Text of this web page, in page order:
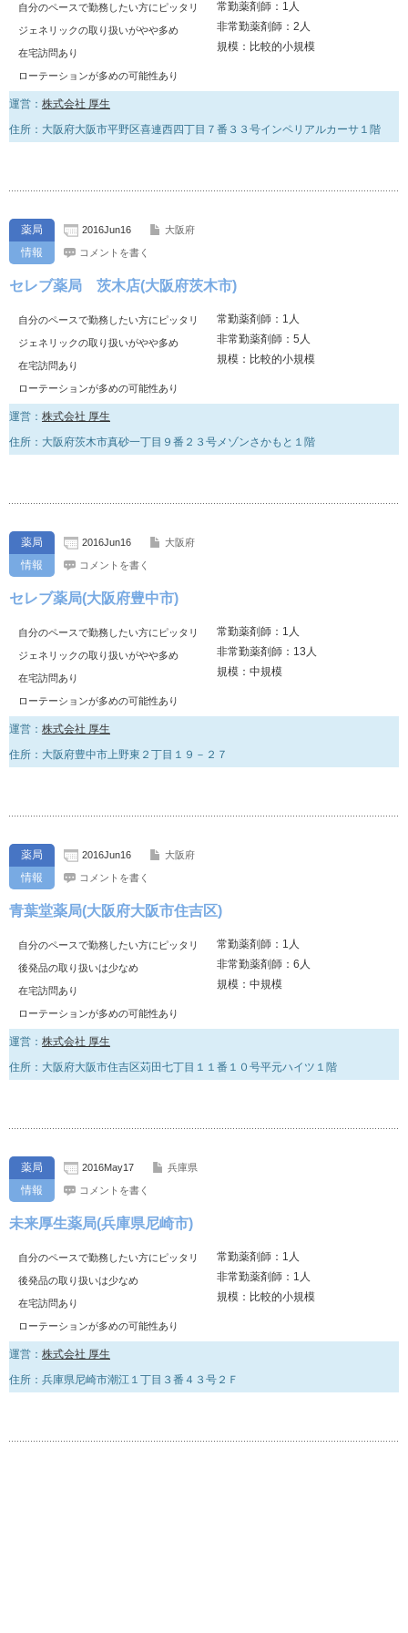
自分のペースで勤務したい方にピッタリ
ジェネリックの取り扱いがやや多め
在宅訪問あり
ローテーションが多めの可能性あり
常勤薬剤師：1人
非常勤薬剤師：2人
規模：比較的小規模
運営： 株式会社 厚生
住所：大阪府大阪市平野区喜連西四丁目７番３３号インペリアルカーサ１階
薬局
情報
2016Jun16 大阪府
コメントを書く
セレブ薬局 茨木店(大阪府茨木市)
自分のペースで勤務したい方にピッタリ
ジェネリックの取り扱いがやや多め
在宅訪問あり
ローテーションが多めの可能性あり
常勤薬剤師：1人
非常勤薬剤師：5人
規模：比較的小規模
運営： 株式会社 厚生
住所：大阪府茨木市真砂一丁目９番２３号メゾンさかもと１階
薬局
情報
2016Jun16 大阪府
コメントを書く
セレブ薬局(大阪府豊中市)
自分のペースで勤務したい方にピッタリ
ジェネリックの取り扱いがやや多め
在宅訪問あり
ローテーションが多めの可能性あり
常勤薬剤師：1人
非常勤薬剤師：13人
規模：中規模
運営： 株式会社 厚生
住所：大阪府豊中市上野東２丁目１９－２７
薬局
情報
2016Jun16 大阪府
コメントを書く
青葉堂薬局(大阪府大阪市住吉区)
自分のペースで勤務したい方にピッタリ
後発品の取り扱いは少なめ
在宅訪問あり
ローテーションが多めの可能性あり
常勤薬剤師：1人
非常勤薬剤師：6人
規模：中規模
運営： 株式会社 厚生
住所：大阪府大阪市住吉区苅田七丁目１１番１０号平元ハイツ１階
薬局
情報
2016May17 兵庫県
コメントを書く
未来厚生薬局(兵庫県尼崎市)
自分のペースで勤務したい方にピッタリ
後発品の取り扱いは少なめ
在宅訪問あり
ローテーションが多めの可能性あり
常勤薬剤師：1人
非常勤薬剤師：1人
規模：比較的小規模
運営： 株式会社 厚生
住所：兵庫県尼崎市潮江１丁目３番４３号２Ｆ